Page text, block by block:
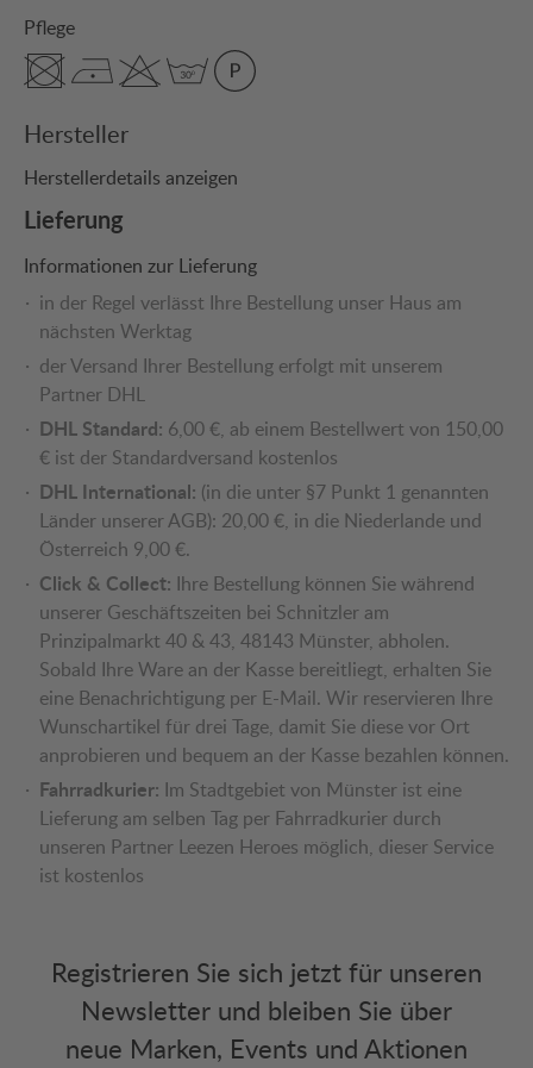
Pflege
Hersteller
Herstellerdetails anzeigen
Lieferung
Informationen zur Lieferung
in der Regel verlässt Ihre Bestellung unser Haus am
nächsten Werktag
der Versand Ihrer Bestellung erfolgt mit unserem
Partner DHL
DHL Standard: 6,00 €, ab einem Bestellwert von 150,00
€ ist der Standardversand kostenlos
DHL International: (in die unter §7 Punkt 1 genannten
Länder unserer AGB): 20,00 €, in die Niederlande und
Österreich 9,00 €.
Click & Collect: Ihre Bestellung können Sie während
unserer Geschäftszeiten bei Schnitzler am
Prinzipalmarkt 40 & 43, 48143 Münster, abholen.
Sobald Ihre Ware an der Kasse bereitliegt, erhalten Sie
eine Benachrichtigung per E-Mail. Wir reservieren Ihre
Wunschartikel für drei Tage, damit Sie diese vor Ort
anprobieren und bequem an der Kasse bezahlen können.
Fahrradkurier: Im Stadtgebiet von Münster ist eine
Lieferung am selben Tag per Fahrradkurier durch
unseren Partner Leezen Heroes möglich, dieser Service
ist kostenlos
Registrieren Sie sich jetzt für unseren
Newsletter und bleiben Sie über
neue Marken, Events und Aktionen